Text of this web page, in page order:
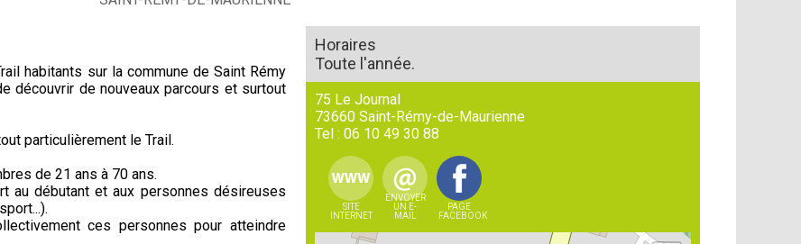
habitants sur la commune de Saint Rémy
découvrir de nouveaux parcours et surtout
particulièrement le Trail.
de 21 ans à 70 ans.
au débutant et aux personnes désireuses
ces personnes pour atteindre
Horaires
Toute l'année.
75 Le Journal
73660 Saint-Rémy-de-Maurienne
Tel : 06 10 49 30 88
SITE
INTERNET
ENVOYER
UN E-
MAIL
PAGE
FACEBOOK